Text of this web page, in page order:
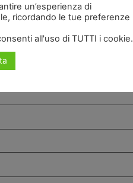
un’esperienza di
ricordando le tue preferenze
all'uso di TUTTI i cookie.